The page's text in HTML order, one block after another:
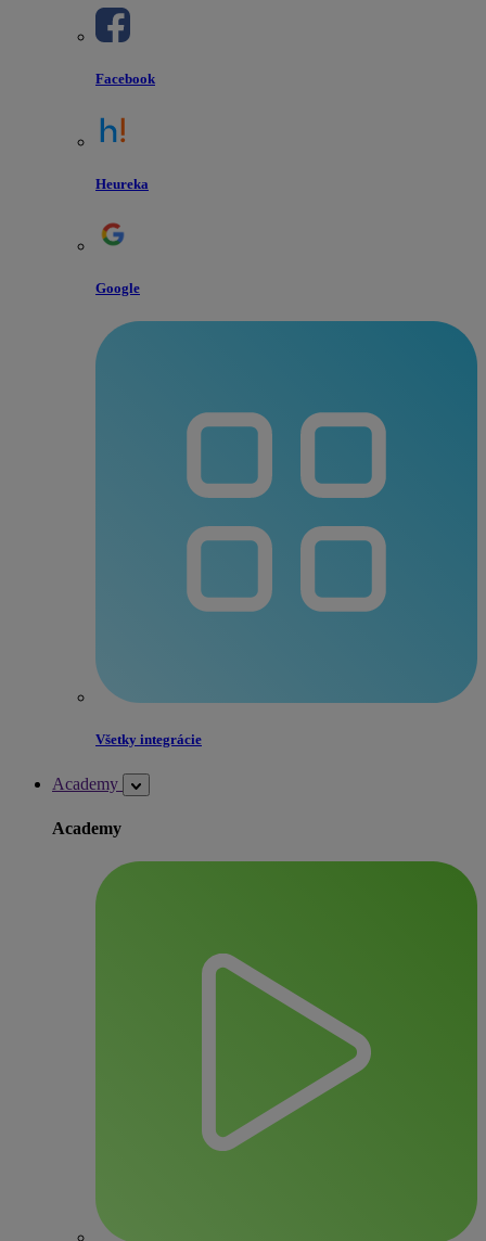
Facebook
Heureka
Google
Všetky integrácie
Academy
Academy